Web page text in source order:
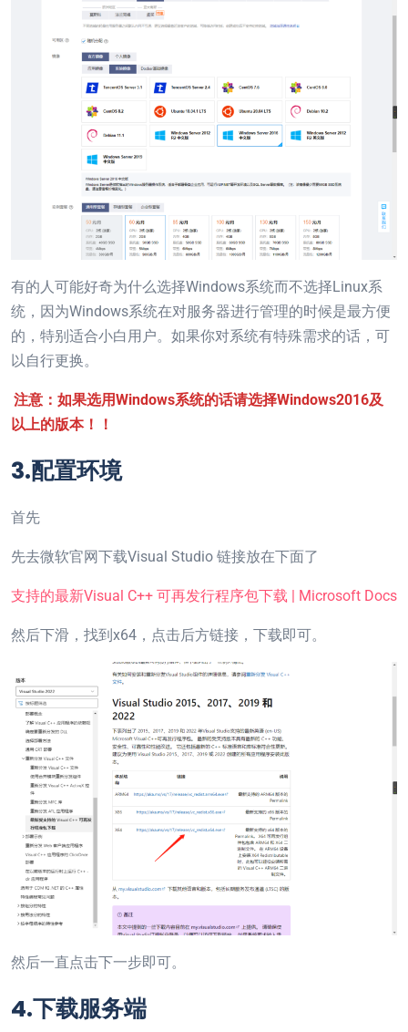
有的人可能好奇为什么选择Windows系统而不选择Linux系
统，因为Windows系统在对服务器进行管理的时候是最方便
的，特别适合小白用户。如果你对系统有特殊需求的话，可
以自行更换。
注意：如果选用Windows系统的话请选择Windows2016及
以上的版本！！
3.配置环境
首先
先去微软官网下载Visual Studio 链接放在下面了
支持的最新Visual C++ 可再发行程序包下载 | Microsoft Docs
然后下滑，找到x64，点击后方链接，下载即可。
然后一直点击下一步即可。
4.下载服务端